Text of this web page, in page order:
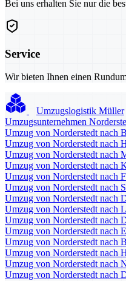
Bei uns erhalten Sie nur die
Service
Wir bieten Ihnen einen
Umzugslogistik Müller
Umzugsunternehmen
Umzug von Norderstedt nach
Umzug von Norderstedt nach
Umzug von Norderstedt nach
Umzug von Norderstedt nach
Umzug von Norderstedt nach
Umzug von Norderstedt nach
Umzug von Norderstedt nach
Umzug von Norderstedt nach
Umzug von Norderstedt nach
Umzug von Norderstedt nach
Umzug von Norderstedt nach
Umzug von Norderstedt nach
Umzug von Norderstedt nach
Umzug von Norderstedt nach